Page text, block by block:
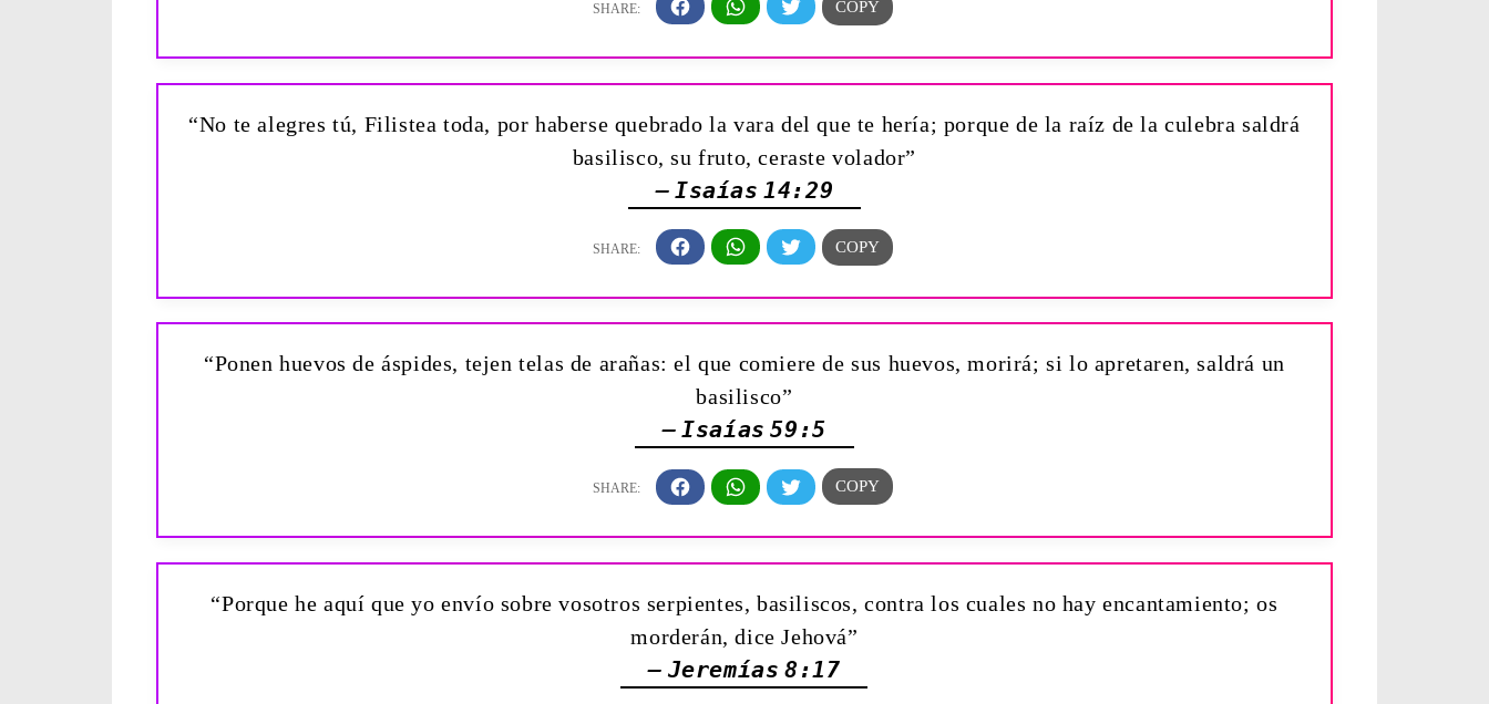
“No te alegres tú, Filistea toda, por haberse quebrado la vara del que te hería; porque de la raíz de la culebra saldrá
basilisco, su fruto, ceraste volador”
— Isaías 14:29
“Ponen huevos de áspides, tejen telas de arañas: el que comiere de sus huevos, morirá; si lo apretaren, saldrá un
basilisco”
— Isaías 59:5
“Porque he aquí que yo envío sobre vosotros serpientes, basiliscos, contra los cuales no hay encantamiento; os
morderán, dice Jehová”
— Jeremías 8:17